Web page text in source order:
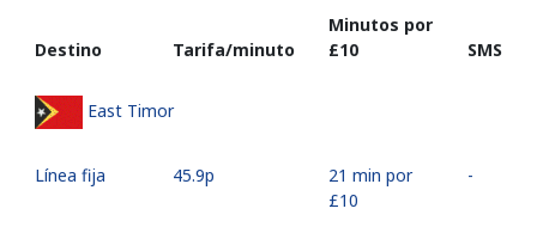
Destino Tarifa/minuto
Minutos por
⁦£10⁩
SMS
East Timor
Línea fija ⁦45.9p⁩
21 min por
⁦£10⁩
-